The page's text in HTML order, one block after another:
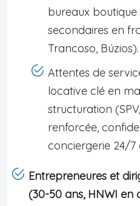
bureaux
secondaires en
Trancoso, Búzios).
Attentes de
locative clé en
structuration
renforcée,
conciergerie 24/
Entrepreneures et
(30-50 ans, HNWI en